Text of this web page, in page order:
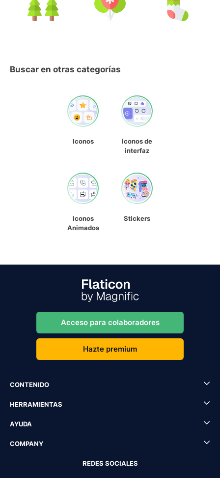
Buscar en otras categorías
Iconos
Iconos de
interfaz
Iconos
Animados
Stickers
Acceso para colaboradores
Hazte premium
CONTENIDO
HERRAMIENTAS
AYUDA
COMPANY
REDES SOCIALES